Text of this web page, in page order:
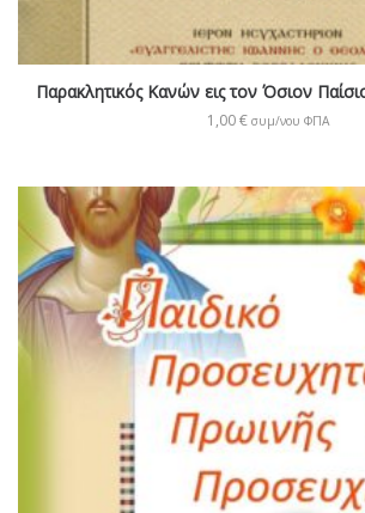
Παρακλητικός Κανών εις τον Όσιον
1,00€ συμ/νου ΦΠΑ